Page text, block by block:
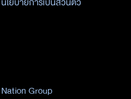
Nation Group